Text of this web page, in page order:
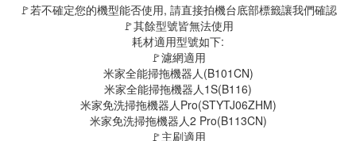
🚩若不確定您的機型能否使用, 請直接拍機台底部標籤讓我們確認
🚩其餘型號皆無法使用
耗材適用型號如下:
🚩濾網適用
米家全能掃拖機器人(B101CN)
米家全能掃拖機器人1S(B116)
米家免洗掃拖機器人Pro(STYTJ06ZHM)
米家免洗掃拖機器人2 Pro(B113CN)
🚩主刷適用